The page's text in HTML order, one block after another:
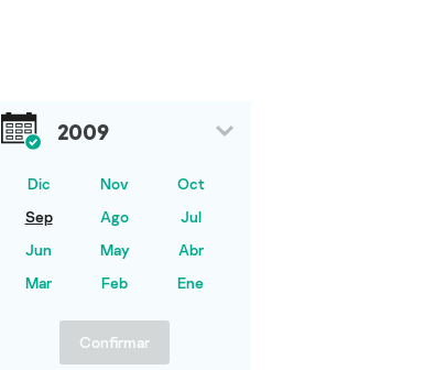
2009
Dic Nov
Oct
Sep
Ago
Jul
Jun
May
Abr
Mar
Feb Ene
Confirmar